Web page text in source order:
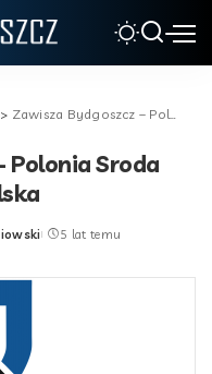
> Zawisza Bydgoszcz – Polonia Sroda Wielkopolska
Polonia Sroda
5 lat temu